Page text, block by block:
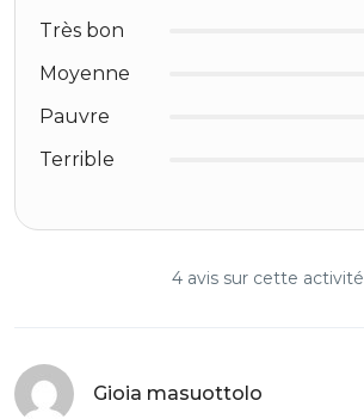
Très bon
Moyenne
Pauvre
Terrible
4 avis sur cette activité
Gioia masuottolo